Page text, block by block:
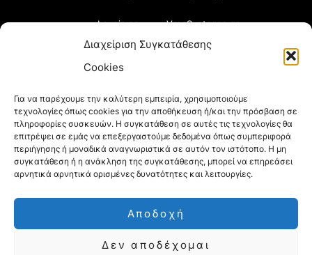
Διαχείριση Συγκατάθεσης
Cookies
Για να παρέχουμε την καλύτερη εμπειρία, χρησιμοποιούμε
τεχνολογίες όπως cookies για την αποθήκευση ή/και την πρόσβαση σε
πληροφορίες συσκευών. Η συγκατάθεση σε αυτές τις τεχνολογίες θα
επιτρέψει σε εμάς να επεξεργαστούμε δεδομένα όπως συμπεριφορά
περιήγησης ή μοναδικά αναγνωριστικά σε αυτόν τον ιστότοπο. Η μη
συγκατάθεση ή η ανάκληση της συγκατάθεσης, μπορεί να επηρεάσει
αρνητικά αρνητικά ορισμένες δυνατότητες και λειτουργίες.
Αποδοχή
Δεν αποδέχομαι
Loveis.gr VresSyntages.gr
ModernaGynaika.gr Xristianika.gr
Oikotropia.gr ZoumeSpiti.gr
Perepet.gr
Orama Group (Orama Group Μ.Ι.Κ.Ε.) |
Α.Φ.Μ. 801086294 – Δ.Ο.Υ. ΚΕΦΟΔΕ Αττικής |
Γ.Ε.ΜΗ 148748903000 | Έδρα: Αθήνα, Ελλάδα |